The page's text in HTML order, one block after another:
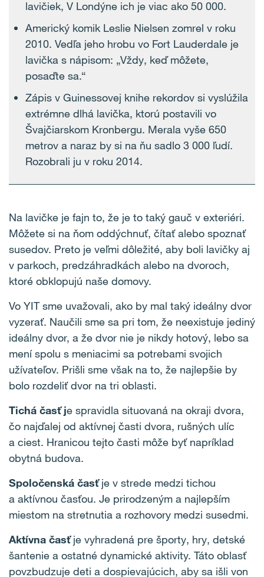
lavičiek, V Londýne ich je viac ako 50 000.
Americký komik Leslie Nielsen zomrel v roku
2010. Vedľa jeho hrobu vo Fort Lauderdale je
lavička s nápisom: „Vždy, keď môžete,
posaďte sa.“
Zápis v Guinessovej knihe rekordov si vyslúžila
extrémne dlhá lavička, ktorú postavili vo
Švajčiarskom Kronbergu. Merala vyše 650
metrov a naraz by si na ňu sadlo 3 000 ľudí.
Rozobrali ju v roku 2014.
Na lavičke je fajn to, že je to taký gauč v exteriéri.
Môžete si na ňom oddýchnuť, čítať alebo spoznať
susedov. Preto je veľmi dôležité, aby boli lavičky aj
v parkoch, predzáhradkách alebo na dvoroch,
ktoré obklopujú naše domovy.
Vo YIT sme uvažovali, ako by mal taký ideálny dvor
vyzerať. Naučili sme sa pri tom, že neexistuje jediný
ideálny dvor, a že dvor nie je nikdy hotový, lebo sa
mení spolu s meniacimi sa potrebami svojich
užívateľov. Prišli sme však na to, že najlepšie by
bolo rozdeliť dvor na tri oblasti.
Tichá časť je spravidla situovaná na okraji dvora,
čo najďalej od aktívnej časti dvora, rušných ulíc
a ciest. Hranicou tejto časti môže byť napríklad
obytná budova.
Spoločenská časťje v strede medzi tichou
a aktívnou časťou. Je prirodzeným a najlepším
miestom na stretnutia a rozhovory medzi susedmi.
Aktívna časťje vyhradená pre športy, hry, detské
šantenie a ostatné dynamické aktivity. Táto oblasť
povzbudzuje deti a dospievajúcich, aby sa išli von